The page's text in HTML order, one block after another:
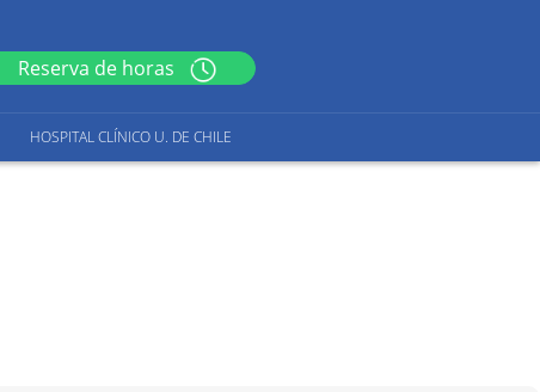
Reserva de horas
HOSPITAL CLÍNICO U. DE CHILE